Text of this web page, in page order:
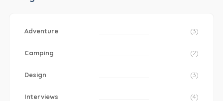
Adventure (3)
Camping (2)
Design (3)
Interviews (4)